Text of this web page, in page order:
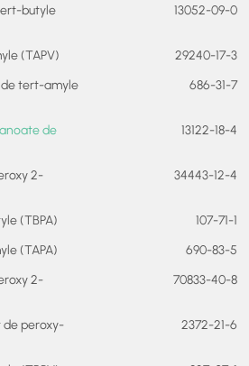
butyle
13052-09-0
(TAPV)
29240-17-3
tert-amyle
686-31-7
de
13122-18-4
2-
34443-12-4
(TBPA)
107-71-1
(TAPA)
690-83-5
2-
70833-40-8
de peroxy-
2372-21-6